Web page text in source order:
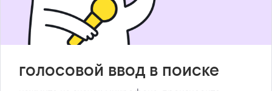
голосовой ввод в поиске